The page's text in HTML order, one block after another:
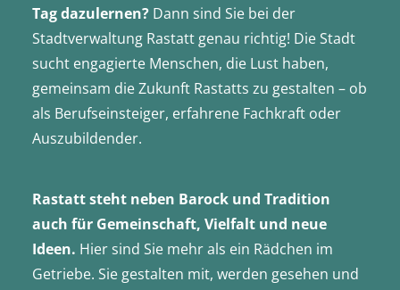
Tag dazulernen? Dann sind Sie bei der
Stadtverwaltung Rastatt genau richtig! Die Stadt
sucht engagierte Menschen, die Lust haben,
gemeinsam die Zukunft Rastatts zu gestalten – ob
als Berufseinsteiger, erfahrene Fachkraft oder
Auszubildender.
Rastatt steht neben Barock und Tradition
auch für Gemeinschaft, Vielfalt und neue
Ideen. Hier sind Sie mehr als ein Rädchen im
Getriebe. Sie gestalten mit, werden gesehen und